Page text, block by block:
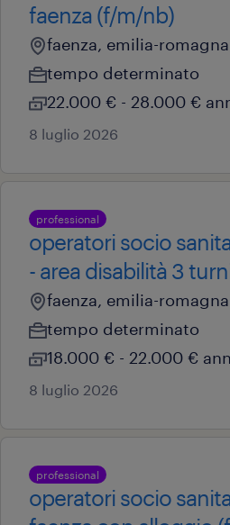
faenza (f/m/nb)
faenza, emilia-romagna
tempo determinato
22.000 € - 28.000 €
8 luglio 2026
professional
operatori socio
- area disabilità 3
faenza, emilia-romagna
tempo determinato
18.000 € - 22.000 €
8 luglio 2026
professional
operatori socio